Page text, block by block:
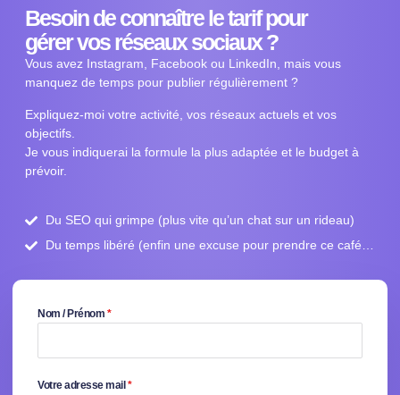
Nom / Prénom *
Votre adresse mail *
Besoin de connaître le tarif pour
gérer vos réseaux sociaux ?
Vous avez Instagram, Facebook ou LinkedIn, mais vous
manquez de temps pour publier régulièrement ?
Expliquez-moi votre activité, vos réseaux actuels et vos
objectifs.
Je vous indiquerai la formule la plus adaptée et le budget à
prévoir.
Du SEO qui grimpe (plus vite qu’un chat sur un rideau)
Du temps libéré (enfin une excuse pour prendre ce café…